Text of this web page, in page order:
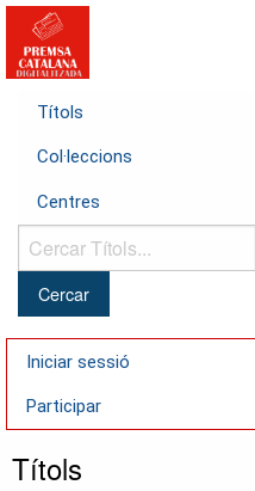
Títols
Col·leccions
Centres
Cercar
Títols...
Iniciar sessió
Participar
Títols